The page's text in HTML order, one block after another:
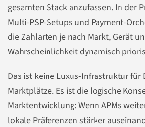
gesamten Stack anzufassen. In der
Multi-PSP-Setups und Payment-
die Zahlarten je nach Markt, Gerät
Wahrscheinlichkeit dynamisch
Das ist keine Luxus-Infrastruktur für
Marktplätze. Es ist die logische
Marktentwicklung: Wenn APMs
lokale Präferenzen stärker